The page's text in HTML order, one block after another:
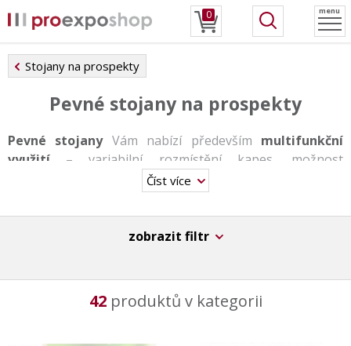
0 menu
Stojany na prospekty
Pevné stojany na prospekty
Pevné stojanyVám nabízí především multifunkční
využití – variabilní rozmístění kapes, možnost
kombinovat jednotlivé formáty, střídání kapes se
zaklapávacími rámy či poličkami a jinými pořadači.
Stojany se vyrábí v jednostranné i v oboustranné
variantě, některé disponují otočnou podstavou, jiné zase
Stojany sice nejsou vhodné pro každodenní přesuny, za
Číst více
zobrazit filtr
42produktů v kategorii